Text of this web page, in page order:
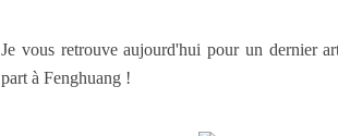
Je vous retrouve aujourd'hui pour un dernier
part à Fenghuang !